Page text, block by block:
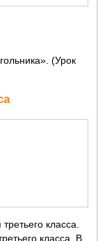
(Урок
класса.
класса. В